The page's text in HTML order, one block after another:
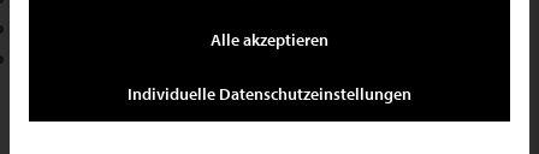
+49 2102 709400
Ihr Suchauftrag
Alle akzeptieren
Individuelle Datenschutzeinstellungen